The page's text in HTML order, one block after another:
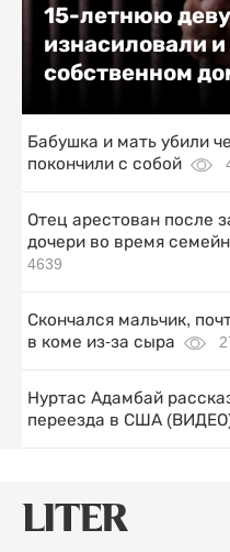
15-летнюю
изнасиловали
собственном
Бабушка и мать убили
покончили с собой
Отец арестован после
дочери во время
4639
Скончался мальчик,
в коме из-за сыра
Нуртас Адамбай
переезда в США